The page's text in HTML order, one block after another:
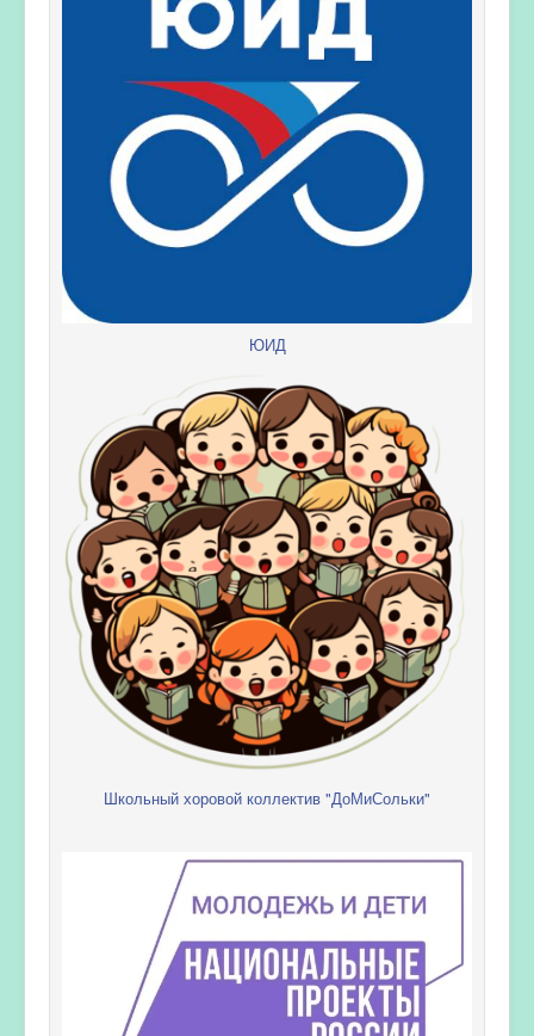
ЮИД
Школьный хоровой коллектив "ДоМиСольки"